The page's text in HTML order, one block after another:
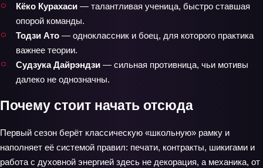
Кёко Курахаси — талантливая ученица, быстро ставшая
опорой команды.
Тодзи Ато — одноклассник и боец, для которого практика
важнее теории.
Судзука Дайрэндзи — сильная противница, чьи мотивы
далеко не однозначны.
Почему стоит начать отсюда
Первый сезон берёт классическую «школьную» рамку и
наполняет её системой правил: печати, контракты, шикигами и
работа с духовной энергией здесь не декорация, а механика, от